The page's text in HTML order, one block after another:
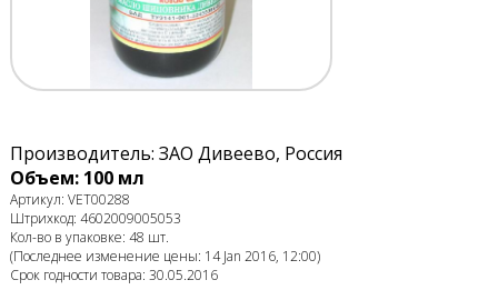
Производитель: ЗАО Дивеево, Россия
Объем: 100 мл
Артикул: VET00288
Штрихкод: 4602009005053
Кол-во в упаковке: 48 шт.
(Последнее изменение цены: 14 Jan 2016, 12:00)
Срок годности товара: 30.05.2016